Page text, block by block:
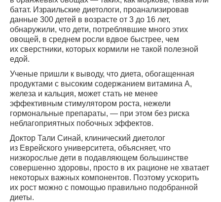
батат. Израильские диетологи, проанализировав
данные 300 детей в возрасте от 3 до 16 лет,
обнаружили, что дети, потреблявшие много этих
овощей, в среднем росли вдвое быстрее, чем
их сверстники, которых кормили не такой полезной
едой.
Ученые пришли к выводу, что диета, обогащенная
продуктами с высоким содержанием витамина А,
железа и кальция, может стать не менее
эффективным стимулятором роста, нежели
гормональные препараты, — при этом без риска
неблагоприятных побочных эффектов.
Доктор Тали Синай, клинический диетолог
из Еврейского университета, объясняет, что
низкорослые дети в подавляющем большинстве
совершенно здоровы, просто в их рационе не хватает
некоторых важных компонентов. Поэтому ускорить
их рост можно с помощью правильно подобранной
диеты.